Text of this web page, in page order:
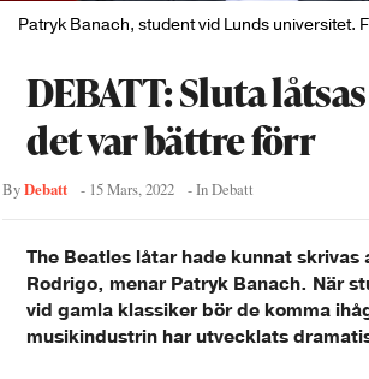
Patryk Banach, student vid Lunds universitet.
DEBATT: Sluta
det var bättre förr
ByDebatt - 15 Mars, 2022 - InDebatt
The Beatles låtar hade kunnat skrivas
Rodrigo, menar Patryk Banach. När
vid gamla klassiker bör de komma
musikindustrin har utvecklats